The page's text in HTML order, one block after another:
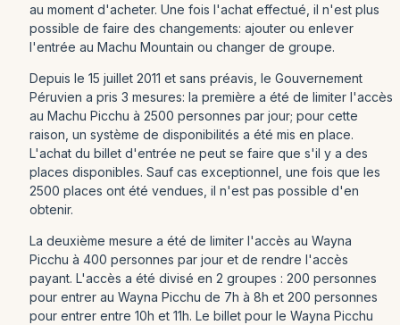
au moment d'acheter. Une fois l'achat effectué, il n'est plus
possible de faire des changements: ajouter ou enlever
l'entrée au Machu Mountain ou changer de groupe.
Depuis le 15 juillet 2011 et sans préavis, le Gouvernement
Péruvien a pris 3 mesures: la première a été de limiter l'accès
au Machu Picchu à 2500 personnes par jour; pour cette
raison, un système de disponibilités a été mis en place.
L'achat du billet d'entrée ne peut se faire que s'il y a des
places disponibles. Sauf cas exceptionnel, une fois que les
2500 places ont été vendues, il n'est pas possible d'en
obtenir.
La deuxième mesure a été de limiter l'accès au Wayna
Picchu à 400 personnes par jour et de rendre l'accès
payant. L'accès a été divisé en 2 groupes : 200 personnes
pour entrer au Wayna Picchu de 7h à 8h et 200 personnes
pour entrer entre 10h et 11h. Le billet pour le Wayna Picchu